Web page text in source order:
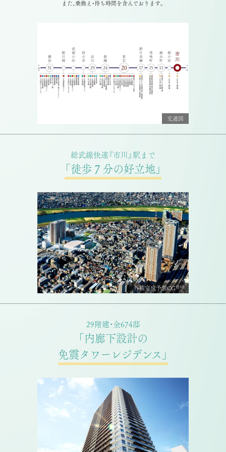
また、乗換え・待ち時間を含んでおります。
交通図
総武線快速『市川』駅まで
「徒歩７分の好立地」
外観完成予想CG※10
29階建・全674邸
「内廊下設計の
免震タワーレジデンス」